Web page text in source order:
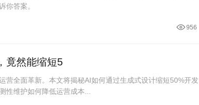
你答案。
956
竟然能缩短5
营全面革新。本文将揭秘AI如何通过生成式设计缩短50%开发
性维护如何降低运营成本...